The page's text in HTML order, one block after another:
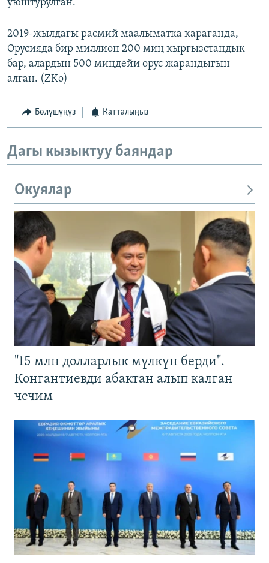
уюштурулган.
2019-жылдагы расмий маалыматка караганда,
Орусияда бир миллион 200 миң кыргызстандык
бар, алардын 500 миңдейи орус жарандыгын
алган. (ZKo)
Бөлүшүңүз Катталыңыз
Дагы кызыктуу баяндар
Окуялар
"15 млн долларлык мүлкүн берди".
Конгантиевди абактан алып калган
чечим